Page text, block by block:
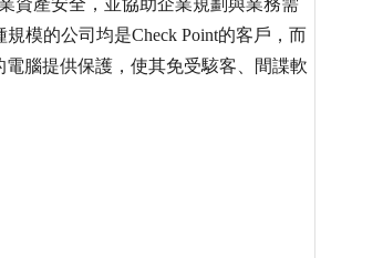
資產安全，並協助企業規劃與業務需
模的公司均是Check Point的客戶，而
電腦提供保護，使其免受駭客、間諜軟